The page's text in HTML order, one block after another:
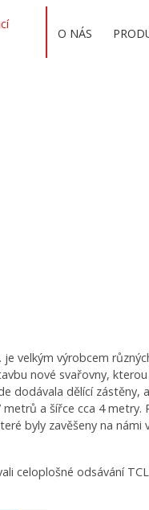
O NÁS
velkým výrobcem
nové svařovny,
dodávala dělící zástěny,
a šířce cca 4 metry.
byly zavěšeny na námi
celoplošné odsávání